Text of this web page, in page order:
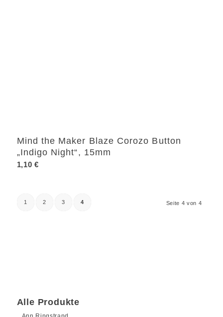
Mind the Maker Blaze Corozo Button
„Indigo Night“, 15mm
1,10 €
Seite 4 von 4
1 2 3 4
Alle Produkte